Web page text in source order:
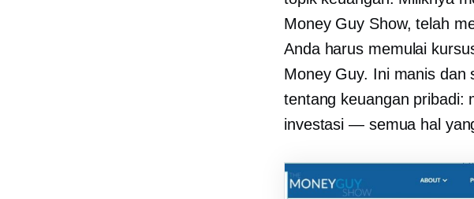
Money Guy Show, telah
Anda harus memulai
Money Guy. Ini manis dan
tentang keuangan pribadi:
investasi — semua hal